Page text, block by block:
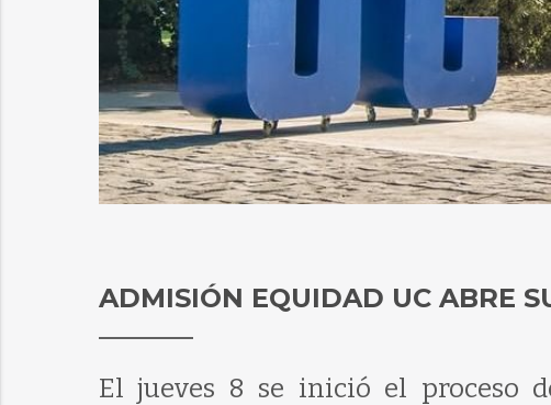
ADMISIÓN EQUIDAD UC ABRE
El jueves 8 se inició el proceso